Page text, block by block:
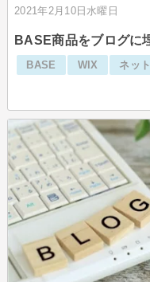
2021年2月10日水曜日
BASE商品をブログに
BASE WIX ネッ